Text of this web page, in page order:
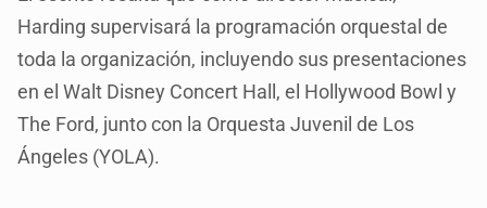
Harding supervisará la programación orquestal de
toda la organización, incluyendo sus presentaciones
en el Walt Disney Concert Hall, el Hollywood Bowl y
The Ford, junto con la Orquesta Juvenil de Los
Ángeles (YOLA).